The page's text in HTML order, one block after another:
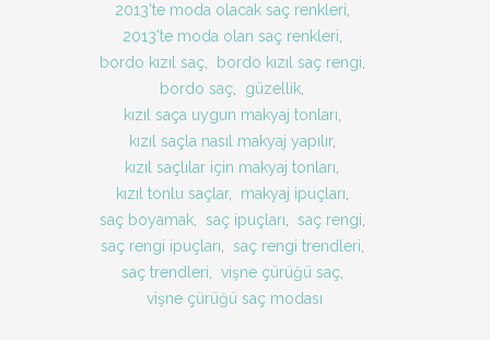
2013'te moda olacak saç renkleri
2013'te moda olan saç renkleri
bordo kızıl saç, bordo kızıl saç rengi
bordo saç
güzellik
kızıl saça uygun makyaj tonları
kızıl saçla nasıl makyaj yapılır,
kızıl saçlılar için makyaj tonları
kızıl tonlu saçlar, makyaj ipuçları
saç boyamak, saç ipuçları saç rengi
saç rengi ipuçları
saç rengi trendleri
saç trendleri
vişne çürüğü saç,
vişne çürüğü saç modası